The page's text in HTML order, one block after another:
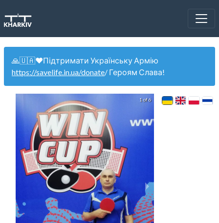
🙏🇺🇦❤️Підтримати Українську Армію
https://savelife.in.ua/donate/ Героям Слава!
1 of 6